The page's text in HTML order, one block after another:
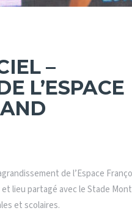
–
L’ESPACE
de l’Espace
lieu partagé avec le Stade
et scolaires.